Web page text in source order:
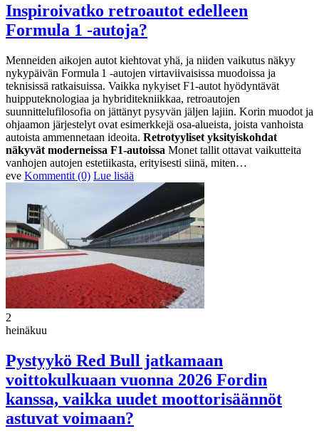
Inspiroivatko retroautot edelleen
Formula 1 -autoja?
Menneiden aikojen autot kiehtovat yhä, ja niiden vaikutus näkyy
nykypäivän Formula 1 -autojen virtaviivaisissa muodoissa ja
teknisissä ratkaisuissa. Vaikka nykyiset F1-autot hyödyntävät
huipputeknologiaa ja hybriditekniikkaa, retroautojen
suunnittelufilosofia on jättänyt pysyvän jäljen lajiin. Korin muodot ja
ohjaamon järjestelyt ovat esimerkkejä osa-alueista, joista vanhoista
autoista ammennetaan ideoita. Retrotyyliset yksityiskohdat
näkyvät moderneissa F1-autoissa Monet tallit ottavat vaikutteita
vanhojen autojen estetiikasta, erityisesti siinä, miten…
eve Kommentit (0) Lue lisää
2
heinäkuu
Pystyykö Red Bull jatkamaan
voittokulkuaan vuonna 2026 Fordin
kanssa, vaikka uudet moottorisäännöt
astuvat voimaan?